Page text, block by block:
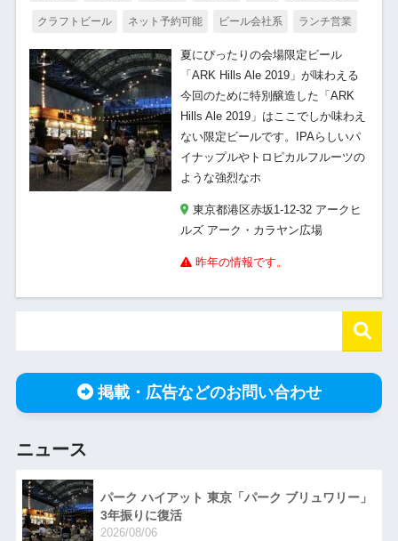
クラフトビール ネット予約可能 ビール会社系 ランチ営業
夏にぴったりの会場限定ビール
「ARK Hills Ale 2019」が味わえる
今回のために特別醸造した「ARK
Hills Ale 2019」はここでしか味わえ
ない限定ビールです。IPAらしいパ
イナップルやトロピカルフルーツの
ような強烈なホ
東京都港区赤坂1-12-32 アークヒ
ルズ アーク・カラヤン広場
昨年の情報です。
掲載・広告などのお問い合わせ
ニュース
パーク ハイアット 東京「パーク ブリュワリー」
3年振りに復活
2026/08/06